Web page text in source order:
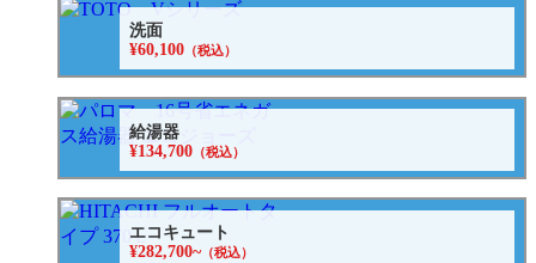
洗面
¥60,100 （税込）
給湯器
¥134,700 （税込）
エコキュート
¥282,700~（税込）